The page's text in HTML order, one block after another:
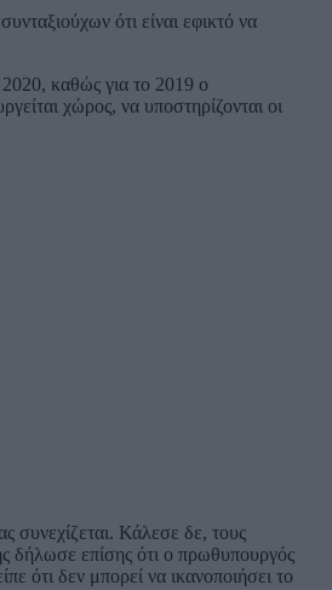
ότι είναι εφικτό να
καθώς για το 2019 ο
χώρος, να υποστηρίζονται οι
συνεχίζεται. Κάλεσε δε, τους
δήλωσε επίσης ότι ο πρωθυπουργός
ότι δεν μπορεί να ικανοποιήσει το